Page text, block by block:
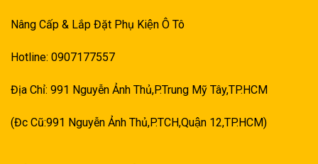
Nâng Cấp & Lắp Đặt Phụ Kiện Ô Tô
Hotline: 0907177557
Địa Chỉ: 991 Nguyễn Ảnh Thủ,P.Trung Mỹ Tây,TP.HCM
(Đc Cũ:991 Nguyễn Ảnh Thủ,P.TCH,Quận 12,TP.HCM)